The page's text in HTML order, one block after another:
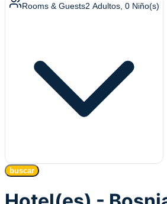
Rooms & Guests2 Adultos 0 Niño(s)
buscar